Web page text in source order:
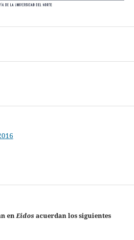
enEidosacuerdan los siguientes